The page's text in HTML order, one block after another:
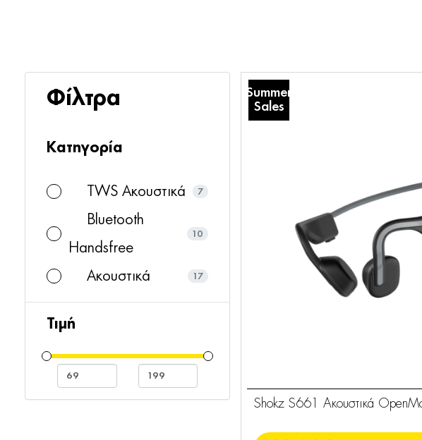
Φίλτρα
Κατηγορία
TWS Ακουστικά 7
Bluetooth
Handsfree
10
Ακουστικά 17
Τιμή
Summer
Sales
Shokz S661 Ακουστικά